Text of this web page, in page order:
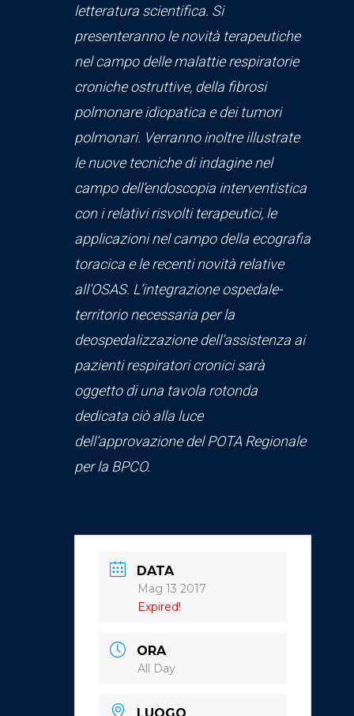
letteratura scientifica. Si
presenterannole novità terapeutiche
nel campo delle malattie respiratorie
croniche ostruttive, della fibrosi
polmonare idiopatica e deitumori
polmonari. Verranno inoltre illustrate
le nuove tecniche di indagine nel
campo dell’endoscopia interventistica
con i relativi risvolti terapeutici, le
applicazioni nel campo della ecografia
toracica e le recenti novità relative
all’OSAS. L’integrazione ospedale-
territorio necessaria per la
deospedalizzazione dell’assistenza ai
pazienti respiratori cronicisarà
oggetto di una tavola rotonda
dedicata ciò alla luce
dell’approvazione del POTA Regionale
per la BPCO.
DATA
Mag 13 2017
Expired!
ORA
All Day